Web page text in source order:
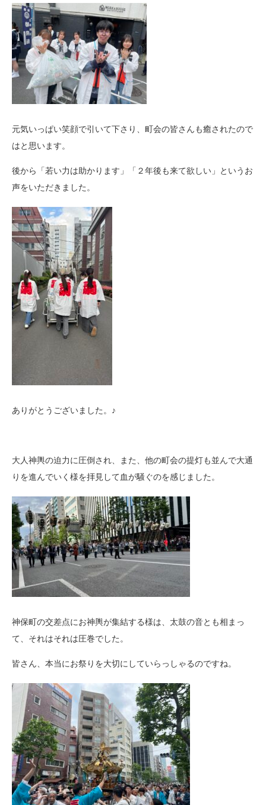
元気いっぱい笑顔で引いて下さり、町会の皆さんも癒されたので
はと思います。
後から「若い力は助かります」「２年後も来て欲しい」というお
声をいただきました。
ありがとうございました。♪
大人神輿の迫力に圧倒され、また、他の町会の提灯も並んで大通
りを進んでいく様を拝見して血が騒ぐのを感じました。
神保町の交差点にお神輿が集結する様は、太鼓の音とも相まっ
て、それはそれは圧巻でした。
皆さん、本当にお祭りを大切にしていらっしゃるのですね。